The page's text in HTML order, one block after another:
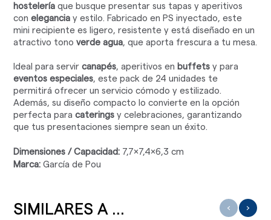
hostelería que busque presentar sus tapas y aperitivos
conelegancia y estilo. Fabricado en PS inyectado, este
mini recipiente es ligero, resistente y está diseñado en un
atractivo tonoverde agua, que aporta frescura a tu mesa.
Ideal para servircanapés, aperitivos en buffets y para
eventos especiales, este pack de 24 unidades te
permitirá ofrecer un servicio cómodo y estilizado.
Además, su diseño compacto lo convierte en la opción
perfecta paracaterings y celebraciones, garantizando
que tus presentaciones siempre sean un éxito.
Dimensiones / Capacidad: 7,7x7,4x6,3 cm
Marca: García de Pou
SIMILARES A ... ‹ ›